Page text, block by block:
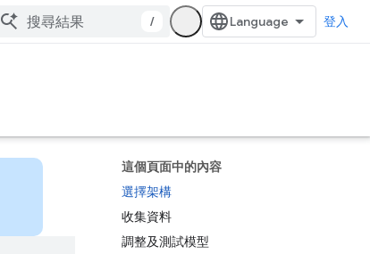
/ 登入
這個頁面中的內容
選擇架構
收集資料
調整及測試模型